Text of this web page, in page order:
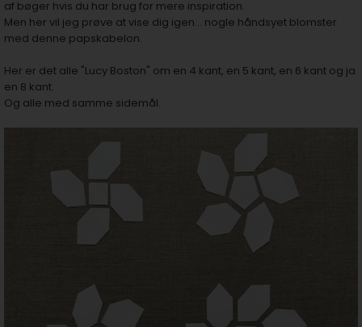
af bøger hvis du har brug for mere inspiration.
Men her vil jeg prøve at vise dig igen... nogle håndsyet blomster
med denne papskabelon.
Her er det alle "Lucy Boston" om en 4 kant, en 5 kant, en 6 kant og ja
en 8 kant.
Og alle med samme sidemål.